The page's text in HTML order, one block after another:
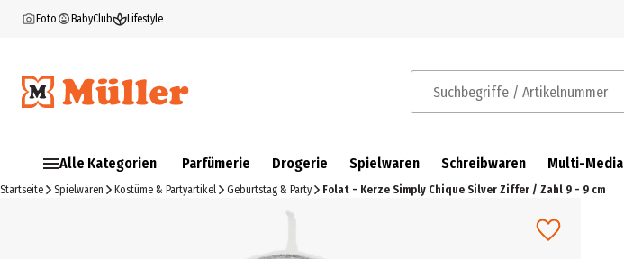
Foto BabyClub Lifestyle
Suchbegriffe / Artikelnummer
Alle Kategorien Parfümerie Drogerie Spielwaren Schreibwaren Multi-Media
Startseite Spielwaren Kostüme & Partyartikel Geburtstag & Party Folat - Kerze Simply Chique Silver Ziffer / Zahl 9 - 9 cm